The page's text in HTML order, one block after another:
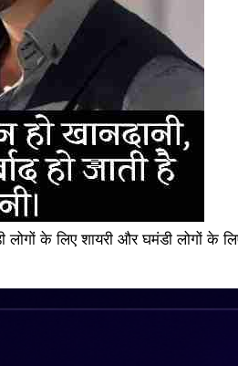
लोगों के लिए शायरी और घमंडी लोगों के